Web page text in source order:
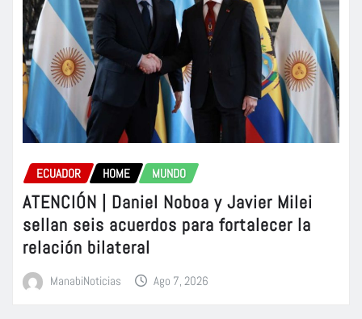
ECUADOR HOME MUNDO
ATENCIÓN | Daniel Noboa y Javier Milei
sellan seis acuerdos para fortalecer la
relación bilateral
ManabiNoticias Ago 7, 2026